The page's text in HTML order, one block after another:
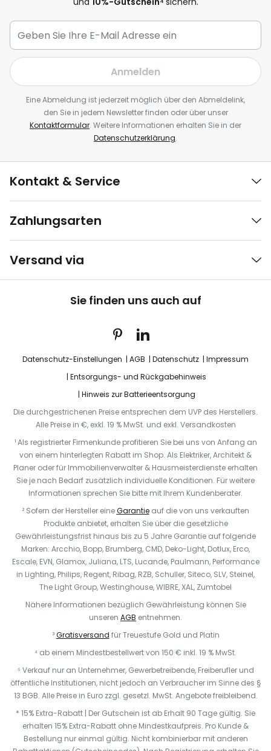
Anmelden
Eine Abmeldung ist jederzeit möglich über den Abmeldelink,
den Sie in jedem Newsletter finden oder über unser
Kontaktformular. Weitere Informationen erhalten Sie in der
Datenschutzerklärung.
Kontakt & Service
Zahlungsarten
Versand via
Sie finden uns auch auf
Datenschutz-Einstellungen AGB Datenschutz
Impressum
Entsorgungs- und Rückgabehinweis
Hinweis zur Batterieentsorgung
Die durchgestrichenen Preise entsprechen dem UVP des Herstellers.
Alle Preise in €, exkl. 19 % MwSt. und exkl. Versandkosten
¹ Als registrierter Firmenkunde profitieren Sie bei uns von Anfang an
von einem hinterlegten Rabatt im Shop. Als Elektriker, Architekt &
Planer oder für Immobilienverwalter & Hausmeisterdienste erhalten
Sie je nach Bedarf zusätzlich individuelle Konditionen. Für weitere
Informationen sprechen Sie bitte mit Ihrem Kundenberater.
² Sofern der Hersteller eineGarantieauf die von uns verkauften
Produkte anbietet, erhalten Sie über die gesetzliche
Gewährleistungsfrist hinaus bis zu 5 Jahre Garantie auf folgende
Marken: Arcchio, Bopp, Brumberg, CMD, Deko-Light, Dotlux, Erco,
Escale, EVN, Glamox, Juliana, LTS, Lucande, Paulmann, Performance
in Lighting, Philips, Regent, Ribag, RZB, Schuller, Siteco, SLV, Steinel,
The Light Group, Westinghouse, WIBRE, XAL, Zumtobel
Nähere Informationen bezüglich Gewährleistung können Sie
unseren AGB entnehmen.
³Gratisversand für Treuestufe Gold und Platin
⁴ ab einem Mindestbestellwert von 150 € inkl. 19 % MwSt.
⁵ Verkauf nur an Unternehmer, Gewerbetreibende, Freiberufler und
öffentliche Institutionen, nicht jedoch an Verbraucher im Sinne des §
13 BGB. Alle Preise in Euro zzgl. gesetzl. MwSt. Angebote freibleibend.
* 15% Extra-Rabatt | Der Gutschein ist ab Erhalt 90 Tage gültig. Sie
erhalten 15% Extra-Rabatt ohne Mindestkaufpreis. Pro Kunde &
Bestellung nur einmal gültig. Nicht kombinierbar mit anderen